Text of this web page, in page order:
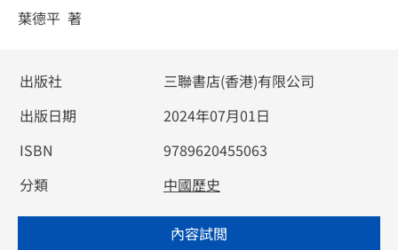
葉德平 著
出版社
三聯書店(香港)有限公司
出版日期
2024年07月01日
ISBN
9789620455063
分類
中國歷史
內容試閲